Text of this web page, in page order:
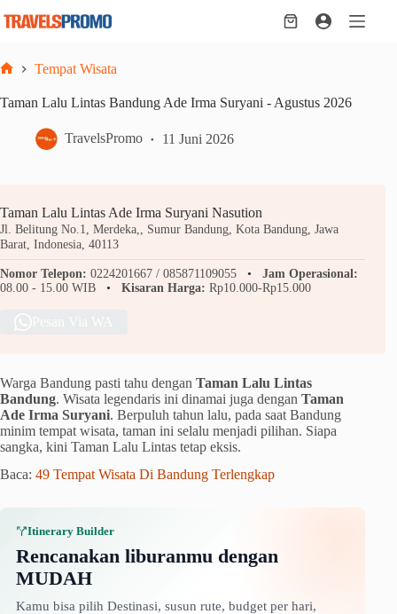
Shopping
Tempat Wisata
Taman Lalu Lintas Bandung Ade Irma Suryani - Agustus 2026
TravelsPromo 11 Juni 2026
Taman Lalu Lintas Ade Irma Suryani Nasution
Jl. Belitung No.1, Merdeka,, Sumur Bandung, Kota Bandung, Jawa
Barat, Indonesia, 40113
Nomor Telepon: 0224201667 / 085871109055
Jam Operasional:
08.00 - 15.00 WIB
Kisaran Harga: Rp10.000-Rp15.000
Warga Bandung pasti tahu dengan Taman Lalu Lintas
Bandung. Wisata legendaris ini dinamai juga dengan Taman
Ade Irma Suryani. Berpuluh tahun lalu, pada saat Bandung
minim tempat wisata, taman ini selalu menjadi pilihan. Siapa
sangka, kini Taman Lalu Lintas tetap eksis.
Baca: 49 Tempat Wisata Di Bandung Terlengkap
Itinerary Builder
Rencanakan liburanmu dengan
MUDAH
Kamu bisa pilih Destinasi, susun rute, budget per hari,